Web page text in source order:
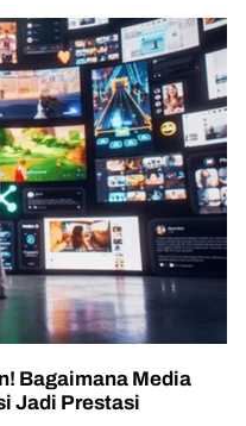
Bagaimana Media
Jadi Prestasi